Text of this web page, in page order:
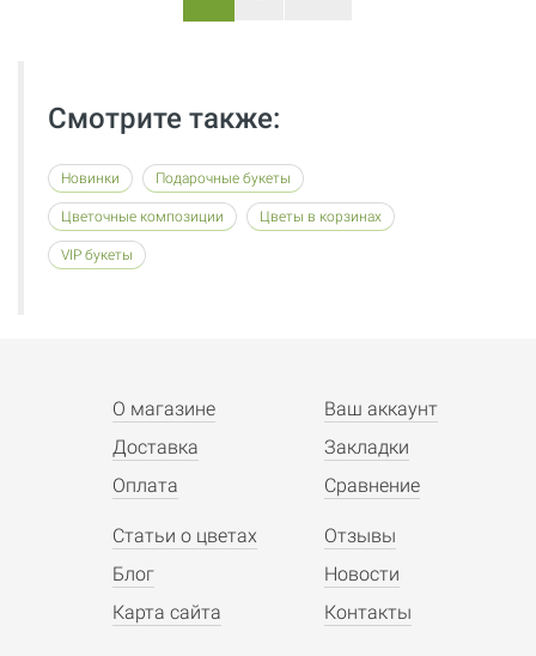
Смотрите также:
Новинки Подарочные букеты
Цветочные композиции Цветы в корзинах
VIP букеты
О магазине
Доставка
Оплата
Ваш аккаунт
Закладки
Сравнение
Статьи о цветах
Блог
Карта сайта
Отзывы
Новости
Контакты